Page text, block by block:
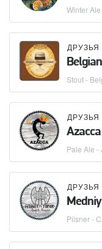
Winter Ale
ДРУЗЬЯ
Stout -
ДРУЗЬЯ
Pale Ale -
ДРУЗЬЯ
Pilsner -